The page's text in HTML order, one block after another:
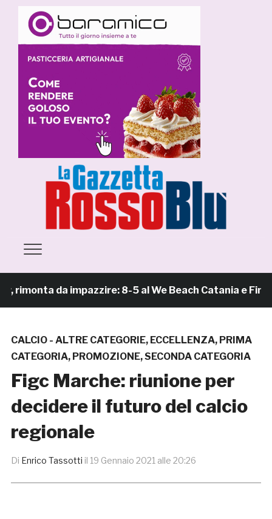
da impazzire: 8-5 al We Beach Catania e Finale
CALCIO - ALTRE CATEGORIE, ECCELLENZA, PRIMA
CATEGORIA, PROMOZIONE,SECONDA CATEGORIA
Figc Marche: riunione per
decidere il futuro del calcio
regionale
Di Enrico Tassotti il 19 Gennaio 2021 alle 20:26